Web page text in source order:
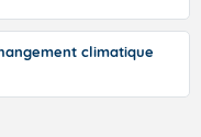
climatique